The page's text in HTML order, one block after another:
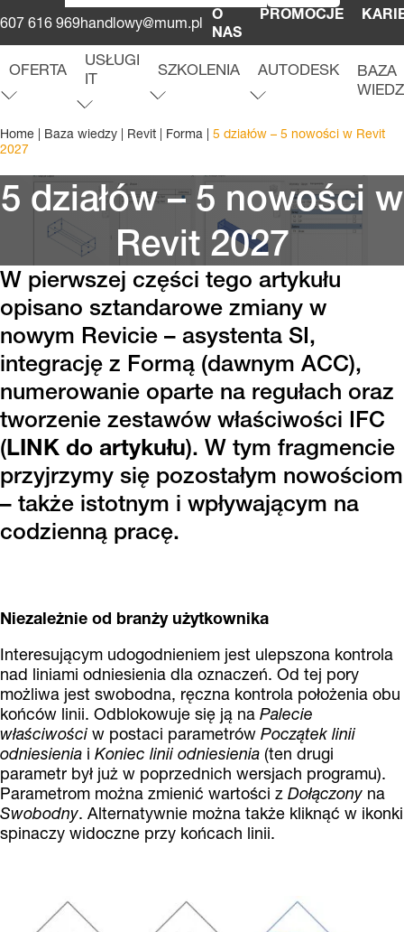
607 616 969handlowy@mum.pl O
NAS
PROMOCJE
OFERTA
USŁUGI
IT
U
s
ł
u
g
i
I
T
r
o
z
w
i
ń
m
e
n
u
SZKOLENIA
S
z
k
o
l
e
n
i
a
r
o
z
w
i
ń
m
e
n
AUTODESK
A
u
t
o
d
e
s
k
r
o
z
w
i
ń
m
e
n
BAZA
Home | Baza wiedzy | Revit | Forma | 5 działów – 5 nowości w Revit
2027
5 działów – 5 nowości w
Revit 2027
W pierwszej części tego artykułu
opisano sztandarowe zmiany w
nowym Revicie – asystenta SI,
integrację z Formą (dawnym ACC),
numerowanie oparte na regułach oraz
tworzenie zestawów właściwości IFC
(LINK do artykułu). W tym fragmencie
przyjrzymy się pozostałym nowościom
– także istotnym i wpływającym na
codzienną pracę.
Niezależnie od branży użytkownika
Interesującym udogodnieniem jest ulepszona kontrola
nad liniami odniesienia dla oznaczeń. Od tej pory
możliwa jest swobodna, ręczna kontrola położenia obu
końców linii. Odblokowuje się ją na Palecie
właściwości w postaci parametrów Początek linii
odniesienia i Koniec linii odniesienia (ten drugi
parametr był już w poprzednich wersjach programu).
Parametrom można zmienić wartości z Dołączony na
Swobodny. Alternatywnie można także kliknąć w ikonki
spinaczy widoczne przy końcach linii.